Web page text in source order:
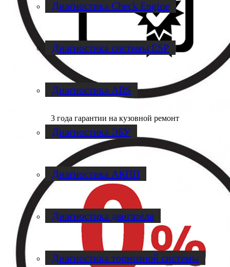
Диагностика Check Engine
Диагностика системы ESP
Диагностика ABS
Диагностика ЭБУ
Диагностика АКПП
Диагностика двигателя
Диагностика тормозной системы
3 года гарантии на кузовной ремонт